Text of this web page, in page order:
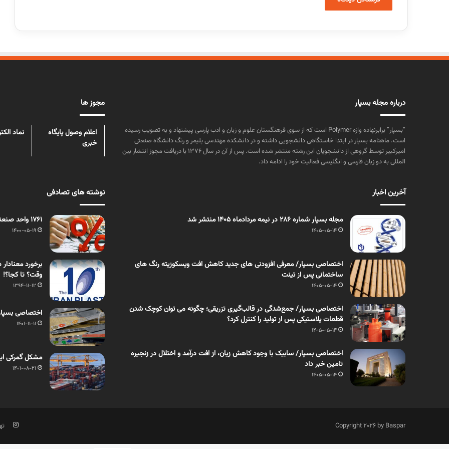
درباره مجله بسپار
“بسپار” برابرنهاده واژه Polymer است که از سوی فرهنگستان علوم و زبان و ادب پارسی پیشنهاد و به تصویب رسیده
است. ماهنامه بسپار در ابتدا خاستگاهی دانشجویی داشته و در دانشکده مهندسی پلیمر و رنگ دانشگاه صنعتی
امیرکبیر توسط گروهی از دانشجویان این رشته منتشر شده است. پس از آن در سال ۱۳۷۶ با دریافت مجوز انتشار بین
المللی به دو زبان فارسی و انگلیسی فعالیت خود را ادامه داد.
مجوز ها
اعلام وصول پایگاه
خبری
نماد
آخرین اخبار
مجله بسپار شماره 286 در نیمه مردادماه 1405 منتشر شد
1405-05-14
اختصاصی بسپار/ معرفی افزودنی های جدید کاهش افت ویسکوزیته رنگ های
ساختمانی پس از تینت
1405-05-14
اختصاصی بسپار/ جمع‌شدگی در قالب‌گیری تزریقی؛ چگونه می توان کوچک شدن
قطعات پلاستیکی پس از تولید را کنترل کرد؟
1405-05-14
اختصاصی بسپار/ سابیک با وجود کاهش زیان، از افت درآمد و اختلال در زنجیره
تامین خبر داد
1405-05-14
نوشته های تصادفی
1761 واحد صنعتی تحت تملک بانک‌هاست
1400-05-19
برخورد
وقت؟ تا کجا؟!
1394-11-12
اختصاصی بسپار/ 7 نکته در مورد بازیافت پوشش
1401-11-11
مشکل گمرکی
1401-08-21
Copyright 2026 by Baspar